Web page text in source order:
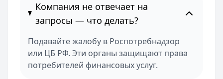
Компания не отвечает на
запросы — что делать?
Подавайте жалобу в Роспотребнадзор
или ЦБ РФ. Эти органы защищают права
потребителей финансовых услуг.